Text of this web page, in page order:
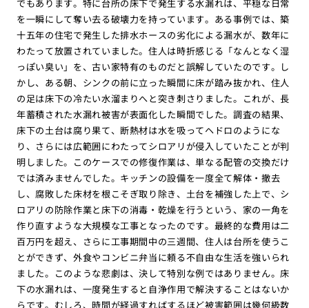
でもあります。特に台所の床下で発生する水漏れは、平穏な日常
を一瞬にして奪い去る破壊力を持っています。ある事例では、築
十五年の住宅で発生した排水ホースの劣化による漏水が、数年に
わたって放置されていました。住人は時折感じる「なんとなく湿
っぽい臭い」を、古い家特有のものだと誤解していたのです。し
かし、ある朝、シンクの前に立った瞬間に床が踏み抜かれ、住人
の足は床下の冷たい水溜まりへと突き刺さりました。これが、長
年蓄積された水漏れ被害が表面化した瞬間でした。調査の結果、
床下の土台は腐り果て、断熱材は水を吸ってヘドロのようにな
り、さらには広範囲にわたってシロアリが侵入していたことが判
明しました。このケースでの修復作業は、単なる配管の交換だけ
では済みませんでした。キッチンの設備を一度全て解体・撤去
し、腐敗した床材を根こそぎ取り除き、土台を補強した上で、シ
ロアリの防除作業と床下の消毒・乾燥を行うという、家の一角を
作り直すような大規模な工事となったのです。最終的な費用は二
百万円を超え、さらに工事期間中の三週間、住人は台所を使うこ
とができず、外食やコンビニ弁当に頼る不自由な生活を強いられ
ました。このような悲劇は、決して特別な例ではありません。床
下の水漏れは、一度発生すると自浄作用で解決することはないか
らです。むしろ、時間が経過すればするほど被害範囲は幾何級数